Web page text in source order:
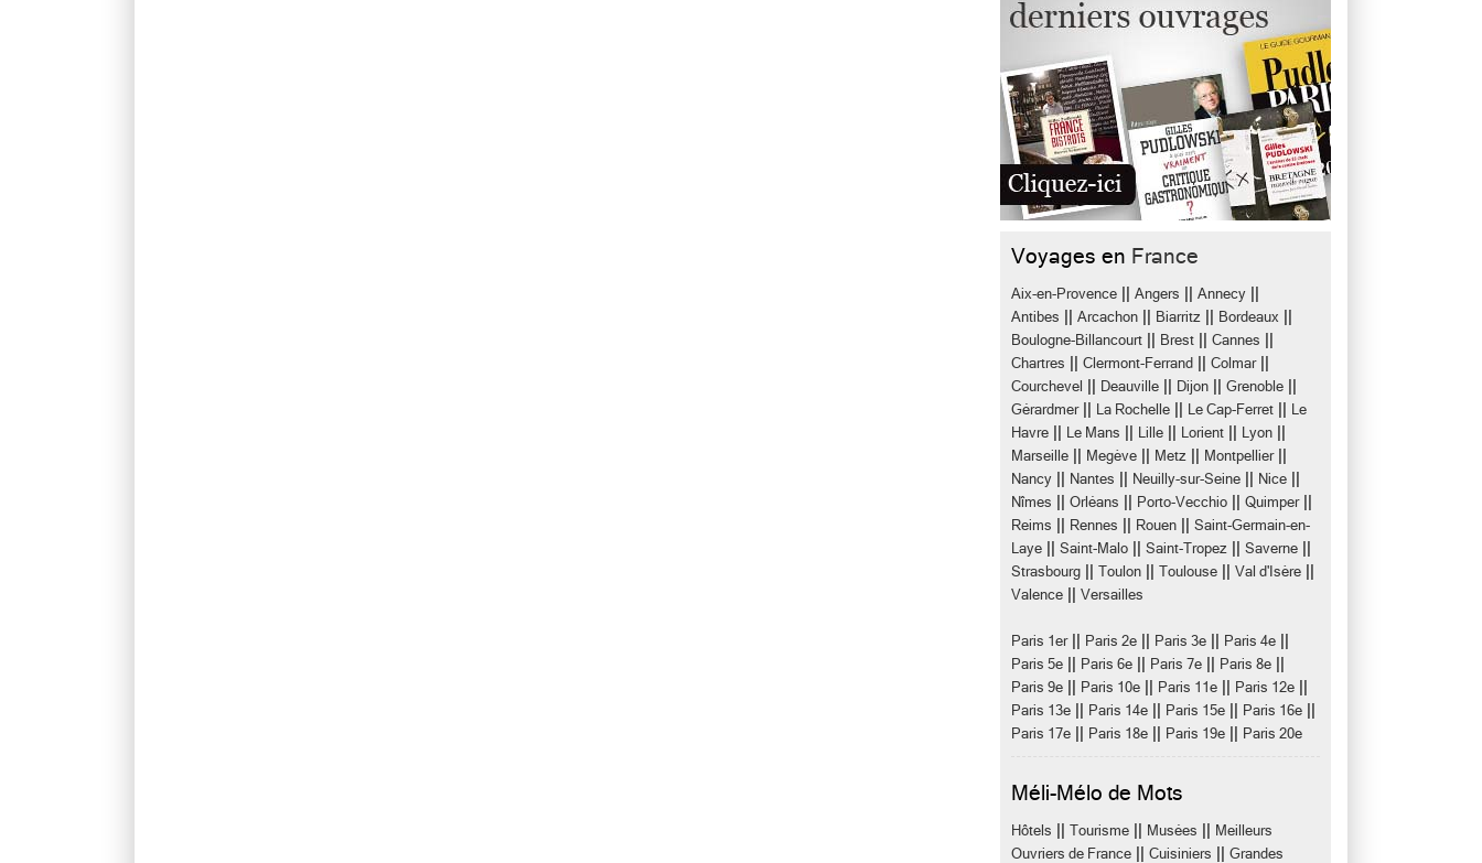
Voyages en France
Aix-en-Provence Angers Annecy
Antibes Arcachon Biarritz Bordeaux
Boulogne-Billancourt Brest Cannes
Chartres Clermont-Ferrand Colmar||
Courchevel Deauville Dijon Grenoble
Gérardmer|| La Rochelle Le Cap-Ferret
Le
Havre
Le Mans Lille Lorient Lyon
Marseille Megève Metz Montpellier||
Nancy Nantes Neuilly-sur-Seine Nice
Nîmes Orléans Porto-Vecchio Quimper||
Reims Rennes Rouen
Saint-Germain-en-
Laye
Saint-Malo Saint-Tropez Saverne
Strasbourg Toulon Toulouse Val d'Isère
Valence Versailles
Paris 1er|| Paris 2e Paris 3e Paris 4e
Paris 5e Paris 6e Paris 7e Paris 8e
Paris 9e Paris 10e Paris 11e Paris 12e
Paris 13e Paris 14e Paris 15e Paris 16e
Paris 17e Paris 18e Paris 19e Paris 20e
Méli-Mélo de Mots
Hôtels Tourisme Musées
Meilleurs
Ouvriers de France
Cuisiniers
Grandes